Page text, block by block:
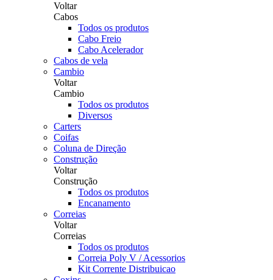
Voltar
Cabos
Todos os produtos
Cabo Freio
Cabo Acelerador
Cabos de vela
Cambio
Voltar
Cambio
Todos os produtos
Diversos
Carters
Coifas
Coluna de Direção
Construção
Voltar
Construção
Todos os produtos
Encanamento
Correias
Voltar
Correias
Todos os produtos
Correia Poly V / Acessorios
Kit Corrente Distribuicao